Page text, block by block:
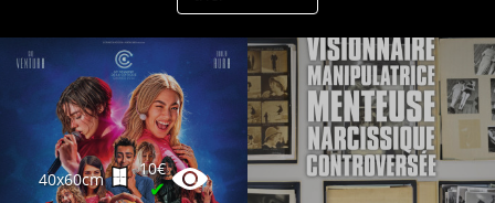
40x60cm
10€
✔